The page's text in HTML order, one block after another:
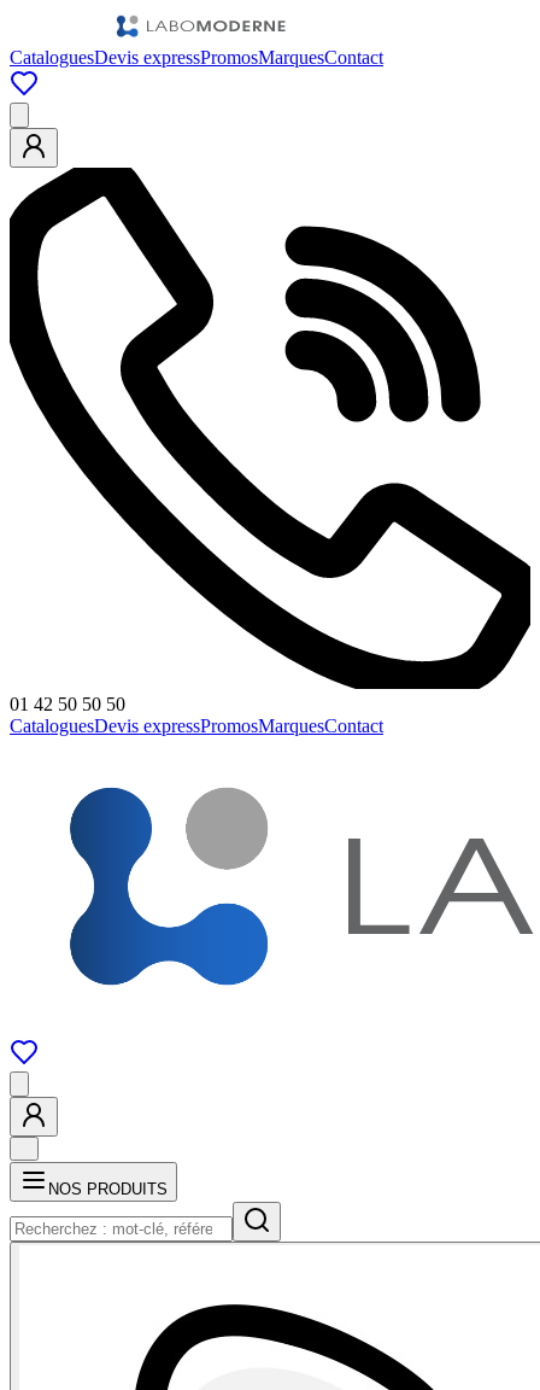
CataloguesDevis expressPromosMarquesContact
01 42 50 50 50
CataloguesDevis expressPromosMarquesContact
NOS PRODUITS